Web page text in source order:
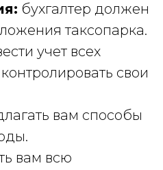
бухгалтер должен
таксопарка.
учет всех
свои
вам способы
вам всю